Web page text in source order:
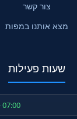
צור קשר
מצא אותנו במפות
שעות פעילות
07:00 - 20:00